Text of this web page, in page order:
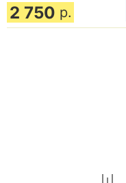
2 750 р.